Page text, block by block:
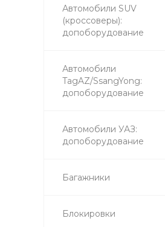
Автомобили SUV
(кроссоверы):
допоборудование
Автомобили
TagAZ/SsangYong:
допоборудование
Автомобили УАЗ:
допоборудование
Багажники
Блокировки